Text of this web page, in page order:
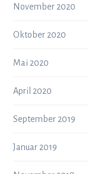
November 2020
Oktober 2020
Mai 2020
April 2020
September 2019
Januar 2019